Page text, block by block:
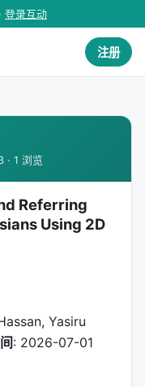
· 登录互动
注册
· 1 浏览
Referring
Using 2D
Yasiru
: 2026-07-01